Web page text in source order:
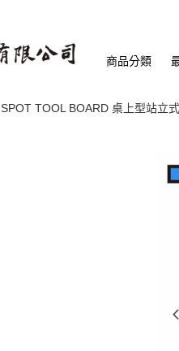
商品分類
SPOT TOOL BOARD 桌上型站立